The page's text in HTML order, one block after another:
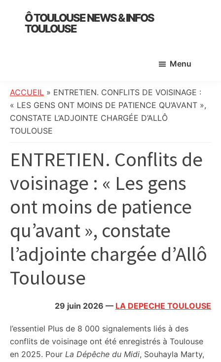
primary
Ô TOULOUSE NEWS & INFOS
TOULOUSE
:
info
locale,
société,
politique,
météo,
faits
et
citoyennes
Menu
ACCUEIL » ENTRETIEN. CONFLITS DE VOISINAGE :
« LES GENS ONT MOINS DE PATIENCE QU’AVANT »,
CONSTATE L’ADJOINTE CHARGÉE D’ALLÔ
TOULOUSE
ENTRETIEN. Conflits de
voisinage : « Les gens
ont moins de patience
qu’avant », constate
l’adjointe chargée d’Allô
Toulouse
29 juin 2026 — LA DEPECHE TOULOUSE
l’essentiel Plus de 8 000 signalements liés à des
conflits de voisinage ont été enregistrés à Toulouse
en 2025. Pour La Dépêche du Midi, Souhayla Marty,